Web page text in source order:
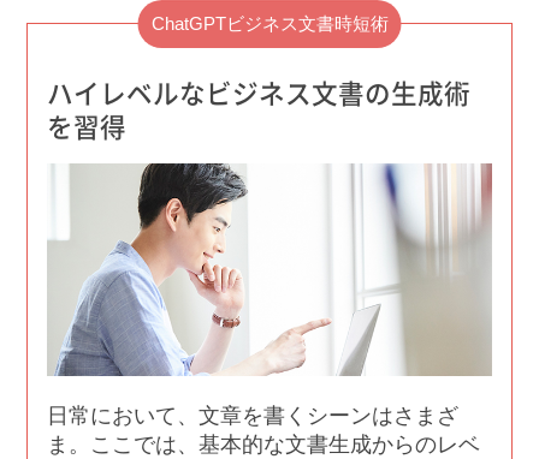
ChatGPTビジネス文書時短術
ハイレベルなビジネス文書の生成術
を習得
日常において、文章を書くシーンはさまざ
ま。ここでは、基本的な文書生成からのレベ